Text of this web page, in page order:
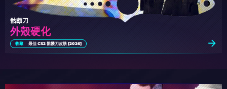
外殼硬化
骷顱刀
收藏 最佳 CS2 骷髅刀皮肤 [2026]